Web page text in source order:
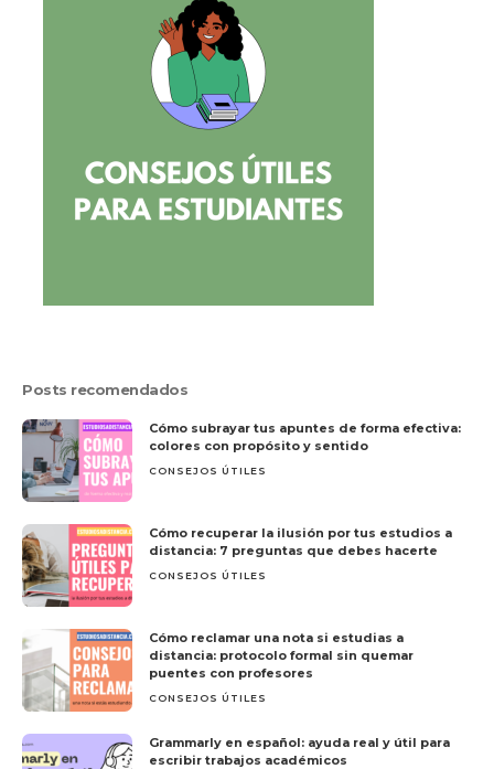
Posts recomendados
Cómo subrayar tus apuntes de forma efectiva:
colores con propósito y sentido
CONSEJOS ÚTILES
Cómo recuperar la ilusión por tus estudios a
distancia: 7 preguntas que debes hacerte
CONSEJOS ÚTILES
Cómo reclamar una nota si estudias a
distancia: protocolo formal sin quemar
puentes con profesores
CONSEJOS ÚTILES
Grammarly en español: ayuda real y útil para
escribir trabajos académicos